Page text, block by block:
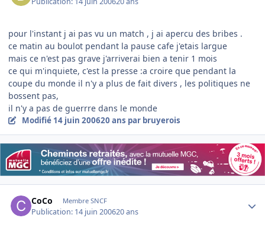
pour l'instant j ai pas vu un match , j ai apercu des bribes .
ce matin au boulot pendant la pause cafe j'etais largue
mais ce n'est pas grave j'arriverai bien a tenir 1 mois
ce qui m'inquiete, c'est la presse :a croire que pendant la
coupe du monde il n'y a plus de fait divers , les politiques ne
bossent pas,
il n'y a pas de guerrre dans le monde
Modifié 14 juin 200620 ans par bruyerois
CoCo Membre SNCF
Publication: 14 juin 200620 ans